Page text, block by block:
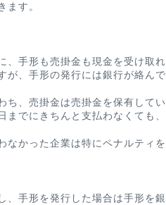
ます。
、手形も売掛金も現金を受け取
が、 手形の発行には銀行が絡ん
ち、売掛金は売掛金を保有して
までにきちんと支払わなくても、
なかった企業は特にペナルティ
、手形を発行した場合は手形を